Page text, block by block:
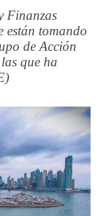
Finanzas
están tomando
de Acción
que ha